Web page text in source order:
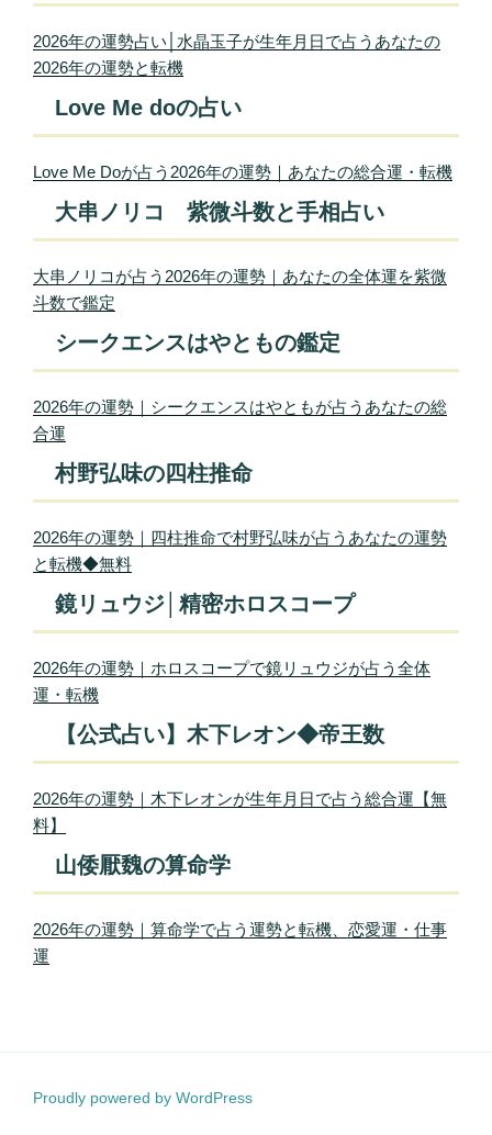
2026年の運勢占い│水晶玉子が生年月日で占うあなたの
2026年の運勢と転機
Love Me doの占い
Love Me Doが占う2026年の運勢｜あなたの総合運・転機
大串ノリコ 紫微斗数と手相占い
大串ノリコが占う2026年の運勢｜あなたの全体運を紫微
斗数で鑑定
シークエンスはやともの鑑定
2026年の運勢｜シークエンスはやともが占うあなたの総
合運
村野弘味の四柱推命
2026年の運勢｜四柱推命で村野弘味が占うあなたの運勢
と転機◆無料
鏡リュウジ│精密ホロスコープ
2026年の運勢｜ホロスコープで鏡リュウジが占う全体
運・転機
【公式占い】木下レオン◆帝王数
2026年の運勢｜木下レオンが生年月日で占う総合運【無
料】
山倭厭魏の算命学
2026年の運勢｜算命学で占う運勢と転機、恋愛運・仕事
運
Proudly powered by WordPress